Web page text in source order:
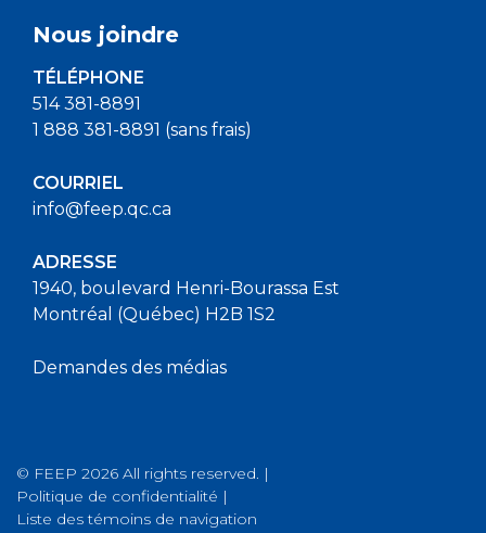
Nous joindre
TÉLÉPHONE
514 381-8891
1 888 381-8891 (sans frais)
COURRIEL
info@feep.qc.ca
ADRESSE
1940, boulevard Henri-Bourassa Est
Montréal (Québec) H2B 1S2
Demandes des médias
© FEEP 2026 All rights reserved. |
Politique de confidentialité |
Liste des témoins de navigation